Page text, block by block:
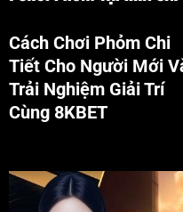
Cách Chơi Phỏm Chi
Tiết Cho Người Mới
Trải Nghiệm Giải Trí
Cùng 8KBET